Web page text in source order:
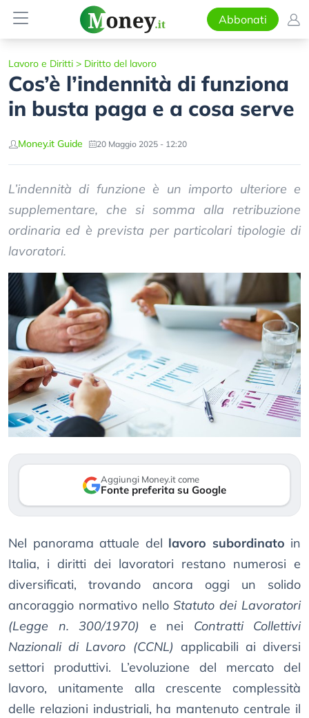
Abbonati
Lavoro e Diritti > Diritto del lavoro
Cos’è l’indennità di funziona
in busta paga e a cosa serve
Money.it Guide 20 Maggio 2025 - 12:20
L’indennità di funzione è un importo ulteriore e
supplementare, che si somma alla retribuzione
ordinaria ed è prevista per particolari tipologie di
lavoratori.
Aggiungi Money.it come
Fonte preferita su Google
Nel panorama attuale del lavoro subordinato in
Italia, i diritti dei lavoratori restano numerosi e
diversificati, trovando ancora oggi un solido
ancoraggio normativo nelloStatuto dei Lavoratori
(Legge n. 300/1970) e nei Contratti Collettivi
Nazionali di Lavoro (CCNL) applicabili ai diversi
settori produttivi. L’evoluzione del mercato del
lavoro, unitamente alla crescente complessità
delle relazioni industriali, ha mantenuto centrale il